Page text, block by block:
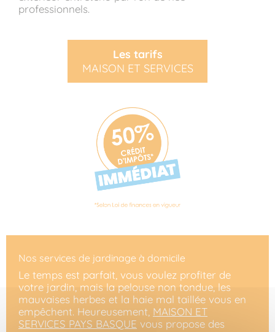
professionnels.
Les tarifs
MAISON ET SERVICES
Nos services de jardinage à domicile
Le temps est parfait, vous voulez profiter de
votre jardin, mais la pelouse non tondue, les
mauvaises herbes et la haie mal taillée vous en
empêchent. Heureusement, MAISON ET
SERVICES PAYS BASQUE vous propose des